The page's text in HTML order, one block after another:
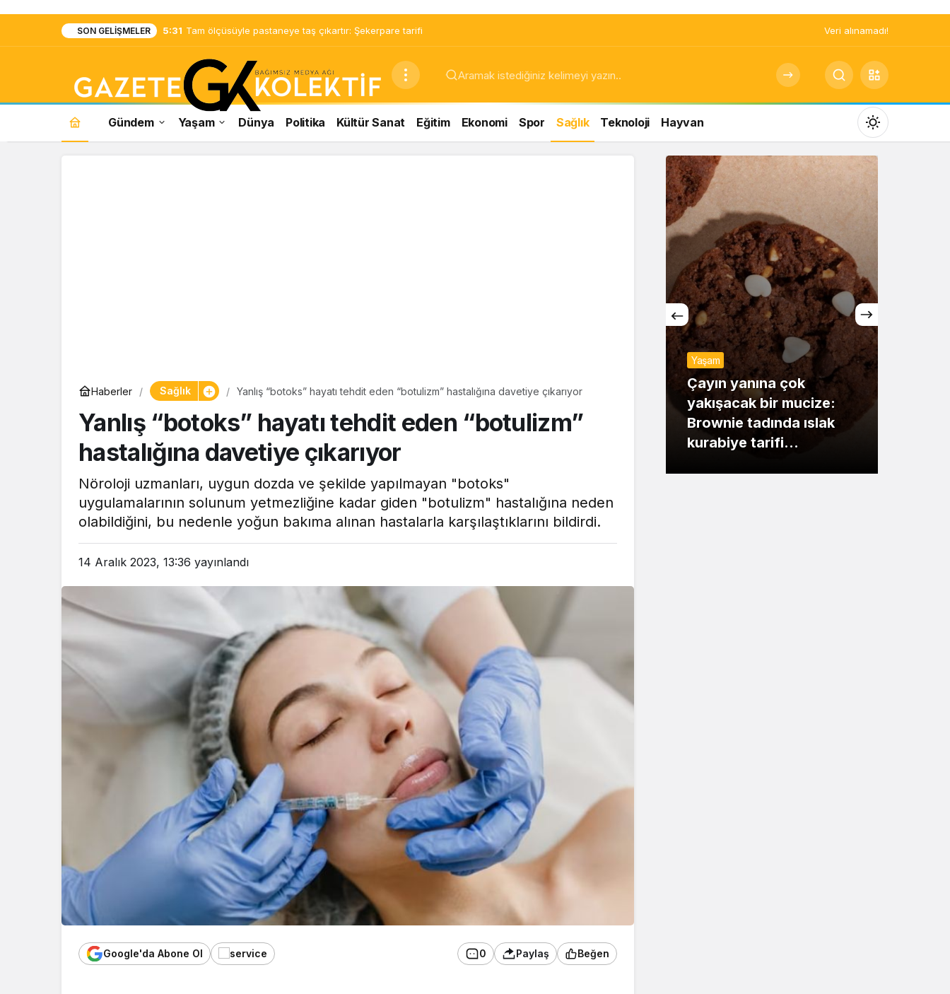
SON GELIŞMELER 5:31 Tam ölçüsüyle pastaneye taş çıkartır: Şekerpare tarifi Veri alınamadı!
Gündem Yaşam Dünya Politika Kültür Sanat Eğitim Ekonomi Spor Sağlık Teknoloji Hayvan
Mod
değiştir
Gündüz Modu
Gündüz modunu seçin.
Gece Modu
Gece modunu seçin.
Sistem Modu
Sistem modunu seçin.
Haberler Sağlık Yanlış “botoks” hayatı tehdit eden “botulizm” hastalığına davetiye çıkarıyor
Yanlış “botoks” hayatı tehdit eden “botulizm”
hastalığına davetiye çıkarıyor
Nöroloji uzmanları, uygun dozda ve şekilde yapılmayan "botoks"
uygulamalarının solunum yetmezliğine kadar giden "botulizm" hastalığına neden
olabildiğini, bu nedenle yoğun bakıma alınan hastalarla karşılaştıklarını bildirdi.
14 Aralık 2023, 13:36 yayınlandı
Google'da Abone Ol 0 Paylaş Beğen
Tam ölçüsüyle
pastaneye taş çıkartır:
Yaşam
Çayın yanına çok
yakışacak bir mucize:
Brownie tadında ıslak
kurabiye tarifi…